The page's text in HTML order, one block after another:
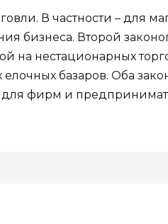
В частности – для
бизнеса. Второй
нестационарных
базаров. Оба
для фирм и